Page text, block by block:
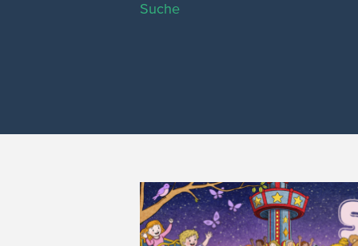
Suche